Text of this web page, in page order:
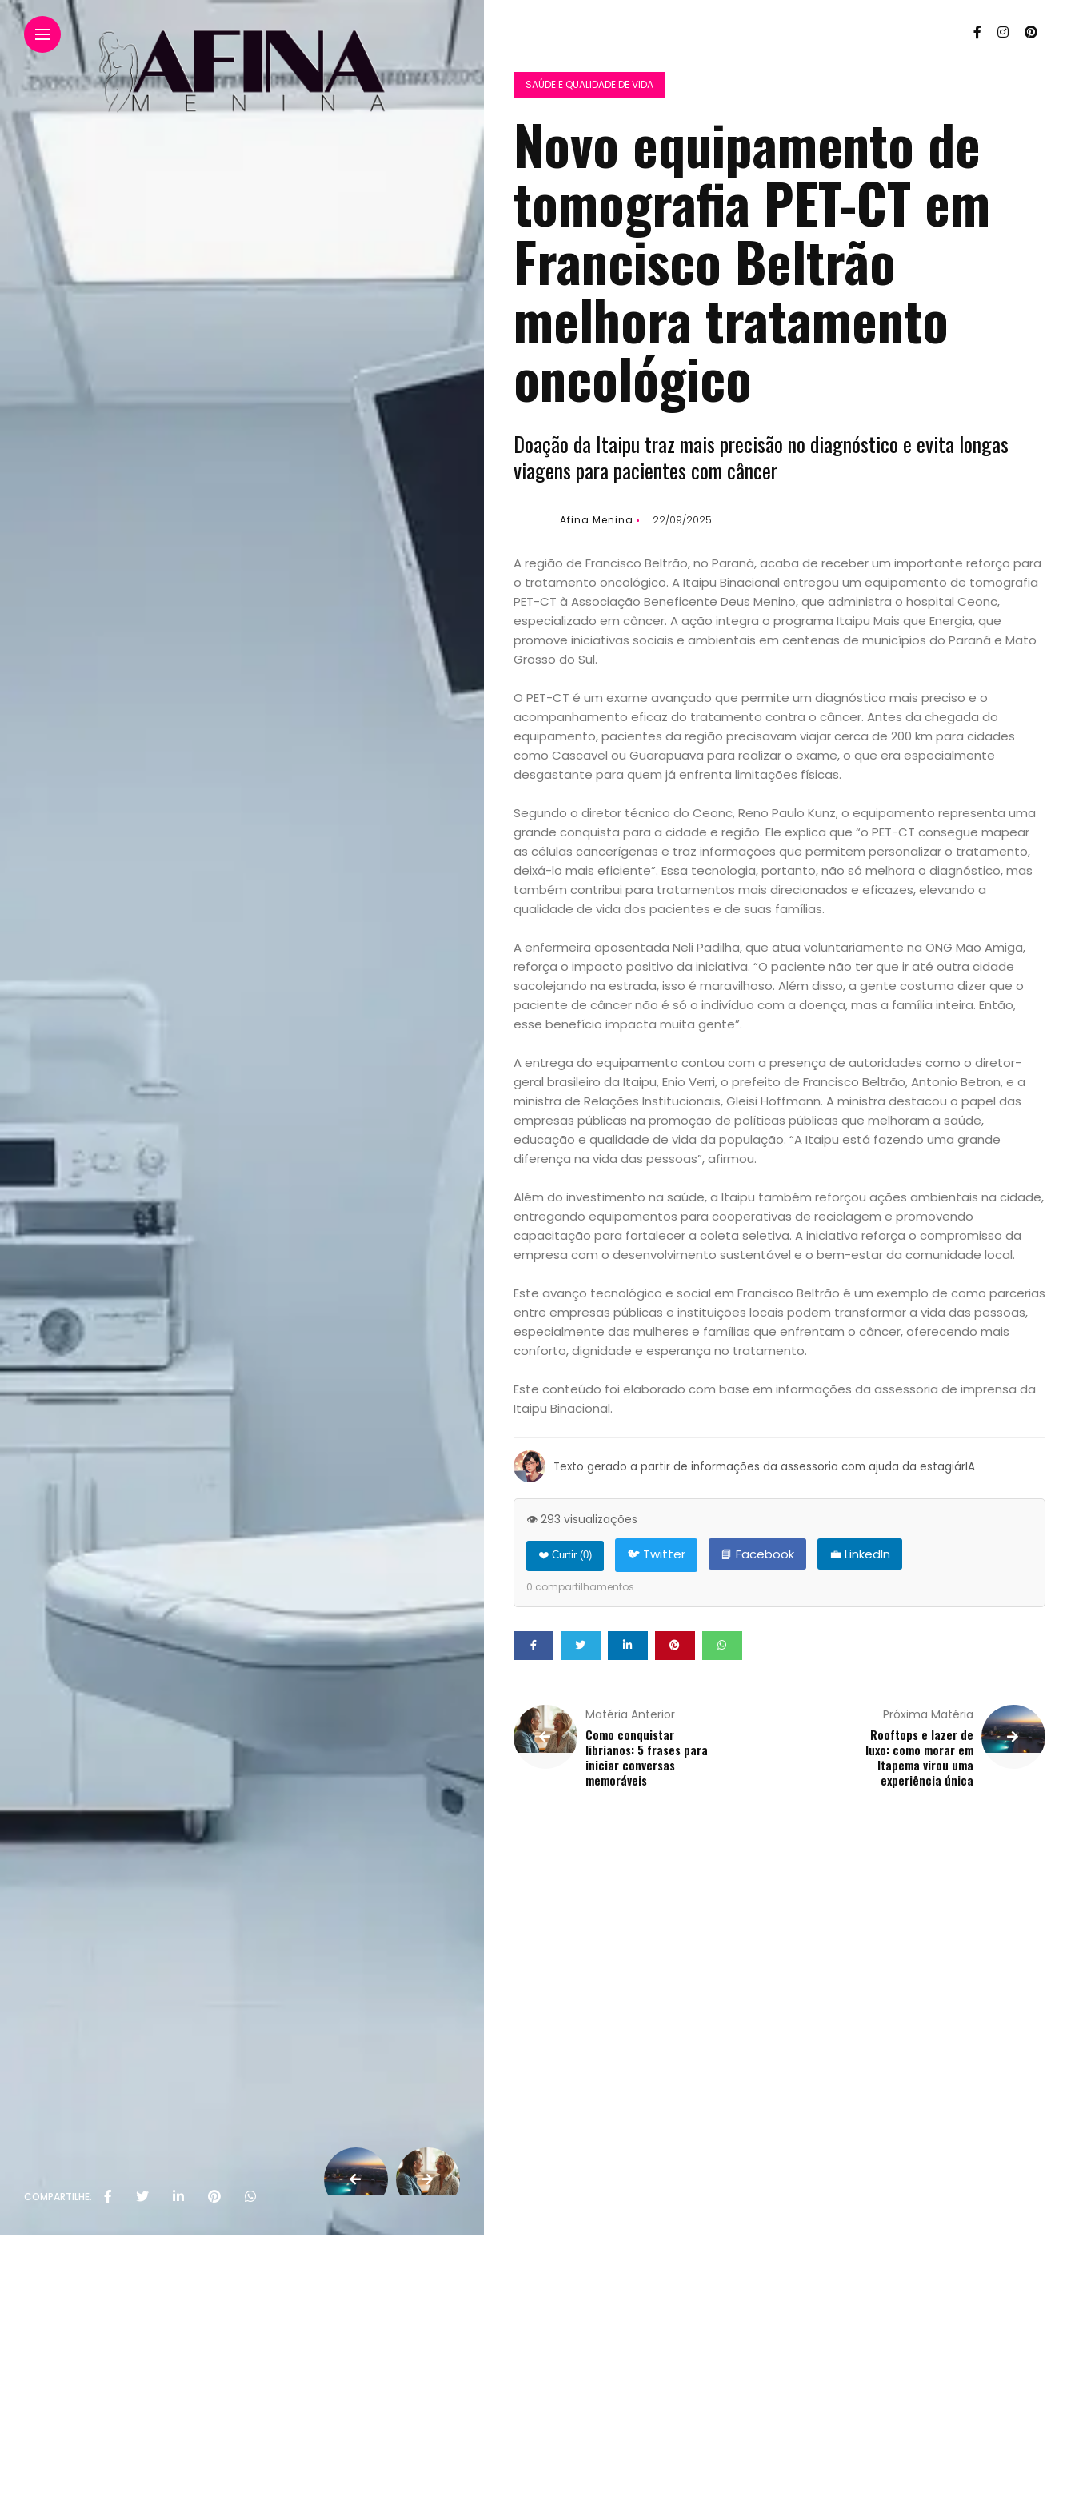
Início
Academia
Beleza
Bora
lá!
Casa
e
Decoração
Exclusiva
Homem
Mães
&
Filhos
Opinião
Pets
Receitas
Saúde
de
COMPARTILHE:
SAÚDE E QUALIDADE DE VIDA
Novo equipamento de
tomografia PET-CT em
Francisco Beltrão
melhora tratamento
oncológico
Doação da Itaipu traz mais precisão no diagnóstico e evita longas
viagens para pacientes com câncer
Afina Menina 22/09/2025
A região de Francisco Beltrão, no Paraná, acaba de receber um importante reforço para
o tratamento oncológico. A Itaipu Binacional entregou um equipamento de tomografia
PET-CT à Associação Beneficente Deus Menino, que administra o hospital Ceonc,
especializado em câncer. A ação integra o programa Itaipu Mais que Energia, que
promove iniciativas sociais e ambientais em centenas de municípios do Paraná e Mato
Grosso do Sul.
O PET-CT é um exame avançado que permite um diagnóstico mais preciso e o
acompanhamento eficaz do tratamento contra o câncer. Antes da chegada do
equipamento, pacientes da região precisavam viajar cerca de 200 km para cidades
como Cascavel ou Guarapuava para realizar o exame, o que era especialmente
desgastante para quem já enfrenta limitações físicas.
Segundo o diretor técnico do Ceonc, Reno Paulo Kunz, o equipamento representa uma
grande conquista para a cidade e região. Ele explica que “o PET-CT consegue mapear
as células cancerígenas e traz informações que permitem personalizar o tratamento,
deixá-lo mais eficiente”. Essa tecnologia, portanto, não só melhora o diagnóstico, mas
também contribui para tratamentos mais direcionados e eficazes, elevando a
qualidade de vida dos pacientes e de suas famílias.
A enfermeira aposentada Neli Padilha, que atua voluntariamente na ONG Mão Amiga,
reforça o impacto positivo da iniciativa. “O paciente não ter que ir até outra cidade
sacolejando na estrada, isso é maravilhoso. Além disso, a gente costuma dizer que o
paciente de câncer não é só o indivíduo com a doença, mas a família inteira. Então,
esse benefício impacta muita gente”.
A entrega do equipamento contou com a presença de autoridades como o diretor-
geral brasileiro da Itaipu, Enio Verri, o prefeito de Francisco Beltrão, Antonio Betron, e a
ministra de Relações Institucionais, Gleisi Hoffmann. A ministra destacou o papel das
empresas públicas na promoção de políticas públicas que melhoram a saúde,
educação e qualidade de vida da população. “A Itaipu está fazendo uma grande
diferença na vida das pessoas”, afirmou.
Além do investimento na saúde, a Itaipu também reforçou ações ambientais na cidade,
entregando equipamentos para cooperativas de reciclagem e promovendo
capacitação para fortalecer a coleta seletiva. A iniciativa reforça o compromisso da
empresa com o desenvolvimento sustentável e o bem-estar da comunidade local.
Este avanço tecnológico e social em Francisco Beltrão é um exemplo de como parcerias
entre empresas públicas e instituições locais podem transformar a vida das pessoas,
especialmente das mulheres e famílias que enfrentam o câncer, oferecendo mais
conforto, dignidade e esperança no tratamento.
Este conteúdo foi elaborado com base em informações da assessoria de imprensa da
Itaipu Binacional.
Texto gerado a partir de informações da assessoria com ajuda da estagiárIA
👁️ 293 visualizações
❤️ Curtir (0) 🐦 Twitter 📘 Facebook 💼 LinkedIn
0 compartilhamentos
Matéria Anterior
Como conquistar
librianos: 5 frases para
iniciar conversas
memoráveis
Próxima Matéria
Rooftops e lazer de
luxo: como morar em
Itapema virou uma
experiência única